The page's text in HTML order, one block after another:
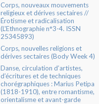
Corps, nouveaux mouvements
religieux et dérives sectaires //
Érotisme et radicalisation
(L'Ethnographie n°3-4. ISSN
25345893)
Corps, nouvelles religions et
dérives sectaires (Body Week 4)
Danse, circulation d’artistes,
d’écritures et de techniques
chorégraphiques : Marius Petipa
(1818-1910), entre romantisme,
orientalisme et avant-garde